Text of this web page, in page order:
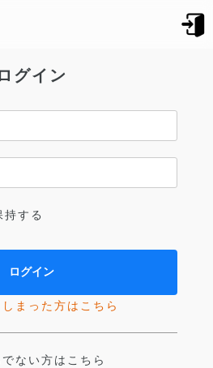
グイン
持する
まった方はこちら
ない方はこちら